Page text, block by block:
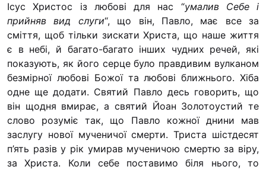
Контакти
(096) 749 79 80
procopecj@gmail.com
Ісус Христос із любові для нас “умалив Себе і
прийняв вид слуги“, що він, Павло, має все за
сміття, щоб тільки зискати Христа, що наше життя
є в небі, й багато-багато інших чудних речей, які
показують, як його серце було правдивим вулканом
безмірної любо­ві Божої та любові ближнього. Хіба
одне ще додати. Свя­тий Павло десь говорить, що
він щодня вмирає, а святий Йоан Золотоустий те
слово розуміє так, що Павло кожної днини мав
заслугу нової мученичої смерти. Триста шіст­десят
п’ять разів у рік умирав мученичою смертю за віру,
за Христа. Коли себе поставимо біля нього, то